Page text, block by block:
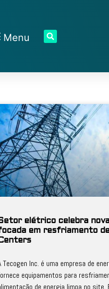
Menu
elétrico celebra
em resfriamento
Tecogen Inc. é uma empresa de
equipamentos para
de energia limpa no site.